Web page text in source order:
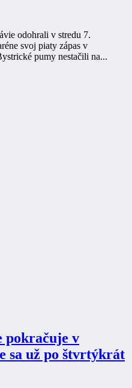
odohrali v stredu 7.
svoj piaty zápas v
pumy nestačili na...
pokračuje v
sa už po štvrtýkrát